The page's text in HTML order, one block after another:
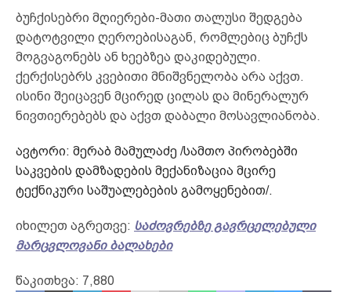
ბუჩქისებრი მღიერები-მათი თალუსი შედგება
დატოტვილი ღეროებისაგან, რომლებიც ბუჩქს
მოგვაგონებს ან ხეებზეა დაკიდებული.
ქერქისებრს კვებითი მნიშვნელობა არა აქვთ.
ისინი შეიცავენ მცირედ ცილას და მინერალურ
ნივთიერებებს და აქვთ დაბალი მოსავლიანობა.
ავტორი: მერაბ მამულაძე /სამთო პირობებში
საკვების დამზადების მექანიზაცია მცირე
ტექნიკური საშუალებების გამოყენებით/.
იხილეთ აგრეთვე: საძოვრებზე გავრცელებული
მარცვლოვანი ბალახები
წაკითხვა: 7,880